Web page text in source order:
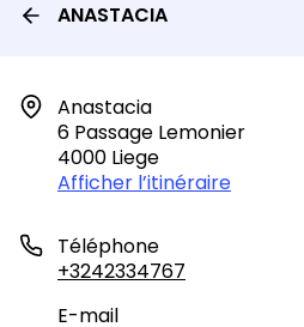
ANASTACIA
Anastacia
6 Passage Lemonier
4000 Liege
Afficher l’itinéraire
Téléphone
+3242334767
E-mail